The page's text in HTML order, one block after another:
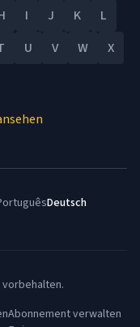
I J K
L
U V W
X
Deutsch
Abonnement verwalten